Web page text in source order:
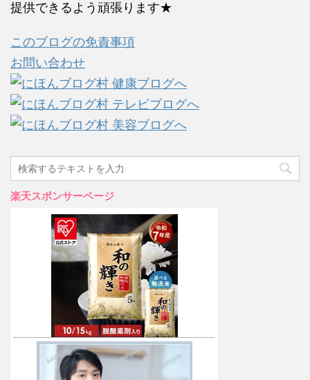
提供できるよう頑張ります★
このブログの免責事項
お問い合わせ
楽天スポンサーページ